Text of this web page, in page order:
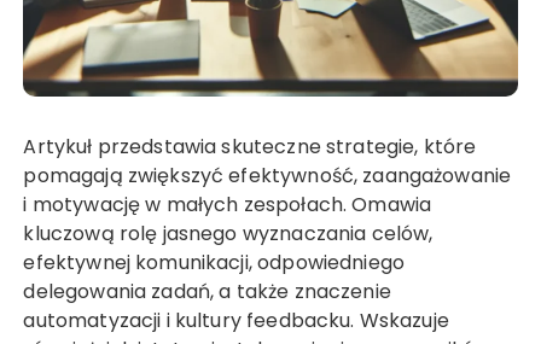
Artykuł przedstawia skuteczne strategie, które
pomagają zwiększyć efektywność, zaangażowanie
i motywację w małych zespołach. Omawia
kluczową rolę jasnego wyznaczania celów,
efektywnej komunikacji, odpowiedniego
delegowania zadań, a także znaczenie
automatyzacji i kultury feedbacku. Wskazuje